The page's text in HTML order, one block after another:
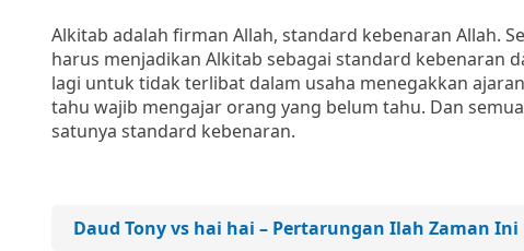
Alkitab adalah firman Allah, standard kebenaran Allah.
harus menjadikan Alkitab sebagai standard kebenaran
lagi untuk tidak terlibat dalam usaha menegakkan
tahu wajib mengajar orang yang belum tahu. Dan
satunya standard kebenaran.
Daud Tony vs hai hai – Pertarungan Ilah Zaman Ini